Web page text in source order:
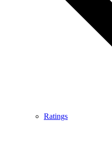
Ratings